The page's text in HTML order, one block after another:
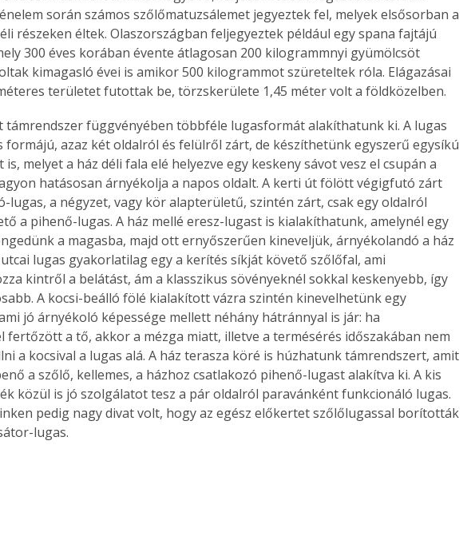
során számos szőlőmatuzsálemet jegyeztek fel, melyek elsősorban a
részeken éltek. Olaszországban feljegyeztek például egy spana fajtájú
300 éves korában évente átlagosan 200 kilogrammnyi gyümölcsöt
kimagasló évei is amikor 500 kilogrammot szüreteltek róla. Elágazásai
területet futottak be, törzskerülete 1,45 méter volt a földközelben.
formájú, azaz két oldalról és felülről zárt, de készíthetünk egyszerű egysíkú
melyet a ház déli fala elé helyezve egy keskeny sávot vesz el csupán a
hatásosan árnyékolja a napos oldalt. A kerti út fölött végigfutó zárt
lugas, a négyzet, vagy kör alapterületű, szintén zárt, csak egy oldalról
a pihenő-lugas. A ház mellé eresz-lugast is kialakíthatunk, amelynél egy
a magasba, majd ott ernyőszerűen kineveljük, árnyékolandó a ház
lugas gyakorlatilag egy a kerítés síkját követő szőlőfal, ami
kintről a belátást, ám a klasszikus sövényeknél sokkal keskenyebb, így
A kocsi-beálló fölé kialakított vázra szintén kinevelhetünk egy
jó árnyékoló képessége mellett néhány hátránnyal is jár: ha
fertőzött a tő, akkor a mézga miatt, illetve a termésérés időszakában nem
a kocsival a lugas alá. A ház terasza köré is húzhatunk támrendszert, amit
a szőlő, kellemes, a házhoz csatlakozó pihenő-lugast alakítva ki. A kis
közül is jó szolgálatot tesz a pár oldalról paravánként funkcionáló lugas.
pedig nagy divat volt, hogy az egész előkertet szőlőlugassal borították
lugas.